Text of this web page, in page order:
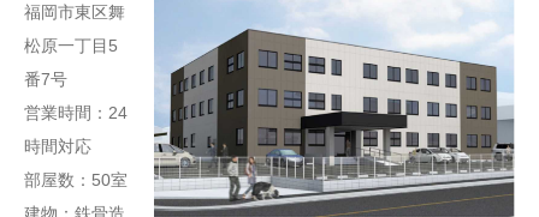
福岡市東区舞
松原一丁目5
番7号
営業時間：24
時間対応
部屋数：50室
建物：鉄骨造